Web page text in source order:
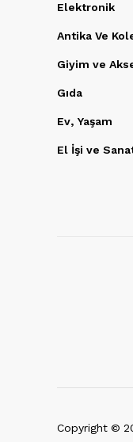
Elektronik
Antika Ve
Giyim ve
Gıda
Ev, Yaşam
El İşi ve
Copyright ©